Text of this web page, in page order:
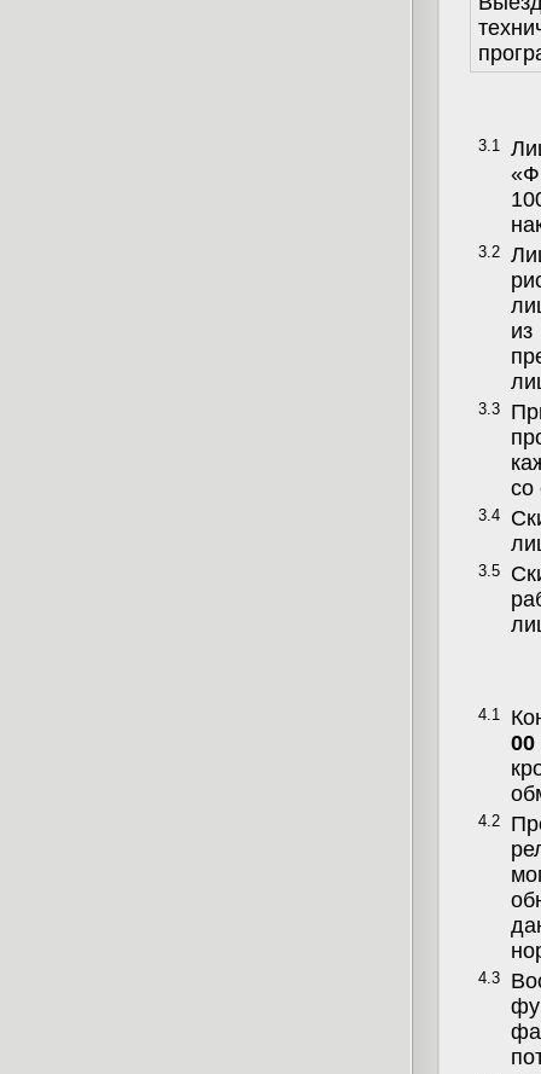
3.1
3.2
3.3
со
3.4
3.5
4.1
4.2
4.3